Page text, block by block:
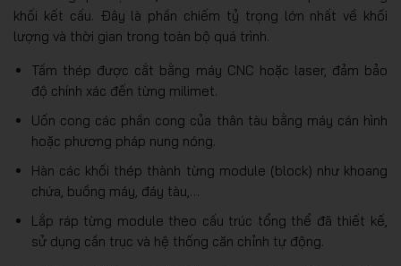
khối kết cấu. Đây là phần chiếm tỷ trọng lớn nhất về khối
lượng và thời gian trong toàn bộ quá trình.
Tấm thép được cắt bằng máy CNC hoặc laser, đảm bảo
độ chính xác đến từng milimet.
Uốn cong các phần cong của thân tàu bằng máy cán hình
hoặc phương pháp nung nóng.
Hàn các khối thép thành từng module (block) như khoang
chứa, buồng máy, đáy tàu,…
Lắp ráp từng module theo cấu trúc tổng thể đã thiết kế,
sử dụng cần trục và hệ thống căn chỉnh tự động.